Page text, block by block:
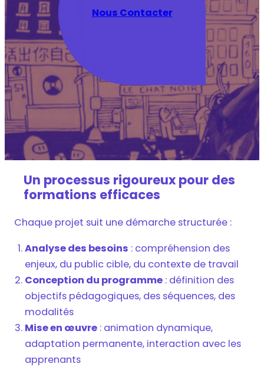
Nous Contacter
Un processus rigoureux pour des
formations efficaces
Chaque projet suit une démarche structurée :
Analyse des besoins : compréhension des
enjeux, du public cible, du contexte de travail
Conception du programme : définition des
objectifs pédagogiques, des séquences, des
modalités
Mise en œuvre : animation dynamique,
adaptation permanente, interaction avec les
apprenants